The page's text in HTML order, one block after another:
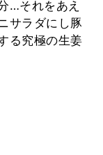
…それをあえ
サラダにし豚
る究極の生姜